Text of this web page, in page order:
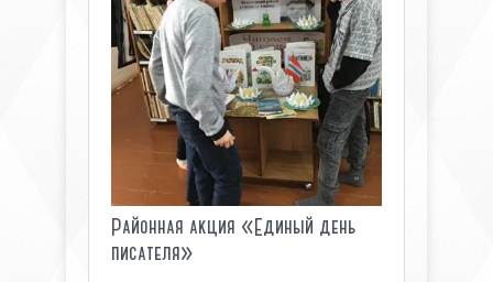
Районная акция «Единый день
писателя»